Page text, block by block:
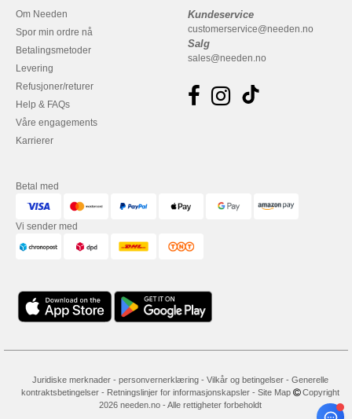
Om Needen
Spor min ordre nå
Betalingsmetoder
Levering
Refusjoner/returer
Help & FAQs
Våre engagements
Karrierer
Kundeservice
customerservice@needen.no
Salg
sales@needen.no
Betal med
Vi sender med
Juridiske merknader- personvernerklæring- Vilkår og betingelser- Generelle
kontraktsbetingelser- Retningslinjer for informasjonskapsler- Site Map
Copyright
2026 needen.no - Alle rettigheter forbeholdt